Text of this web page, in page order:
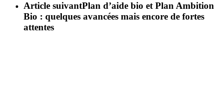
Article suivantPlan d’aide bio et Plan Ambition
Bio : quelques avancées mais encore de fortes
attentes